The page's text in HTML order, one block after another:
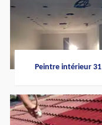
Peintre intérieur 31